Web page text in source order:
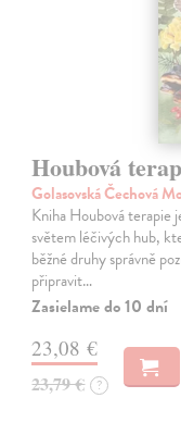
Houbová
Golasovská Čechová
Kniha Houbová
světem léčivých hub,
běžné druhy správně
připravit…
Zasielame do 10 dní
23,08 €
23,79 € ?